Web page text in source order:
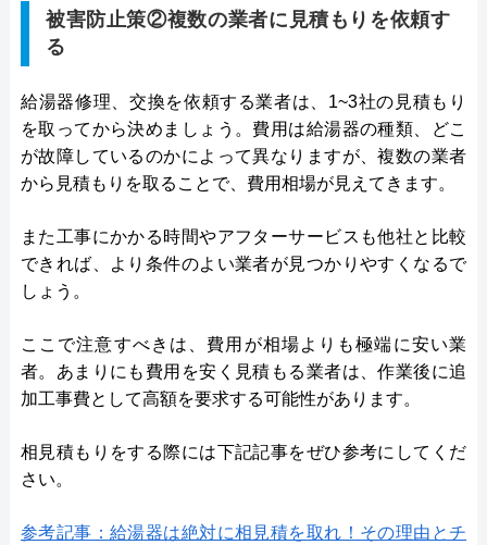
被害防止策②複数の業者に見積もりを依頼す
る
給湯器修理、交換を依頼する業者は、1~3社の見積もり
を取ってから決めましょう。費用は給湯器の種類、どこ
が故障しているのかによって異なりますが、複数の業者
から見積もりを取ることで、費用相場が見えてきます。
また工事にかかる時間やアフターサービスも他社と比較
できれば、より条件のよい業者が見つかりやすくなるで
しょう。
ここで注意すべきは、費用が相場よりも極端に安い業
者。あまりにも費用を安く見積もる業者は、作業後に追
加工事費として高額を要求する可能性があります。
相見積もりをする際には下記記事をぜひ参考にしてくだ
さい。
参考記事：給湯器は絶対に相見積を取れ！その理由とチ